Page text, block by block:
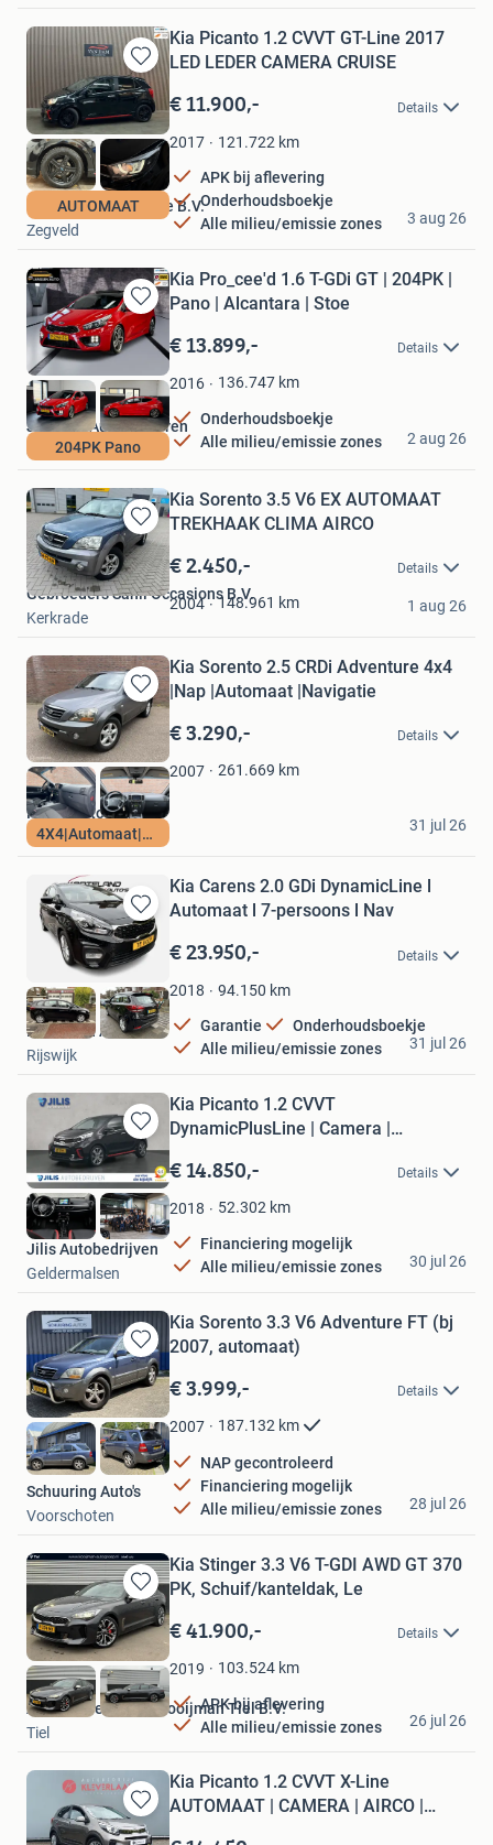
Bewaren
in
Mijn
Favorieten
AUTOMAAT
Kia Picanto 1.2 CVVT GT-Line 2017
LED LEDER CAMERA CRUISE
€ 11.900,- Details
2017 121.722 km
APK bij aflevering
Onderhoudsboekje
Alle milieu/emissie zones
Van Dam Automotive B.V.
Zegveld
3 aug 26
Bewaren
in
Mijn
Favorieten
204PK Pano
Kia Pro_cee'd 1.6 T-GDi GT | 204PK |
Pano | Alcantara | Stoe
€ 13.899,- Details
2016 136.747 km
Onderhoudsboekje
Alle milieu/emissie zones
Janssen Auto Susteren
Susteren
2 aug 26
Bewaren
in
Mijn
Favorieten
Kia Sorento 3.5 V6 EX AUTOMAAT
TREKHAAK CLIMA AIRCO
€ 2.450,- Details
2004 148.961 km
Gebroeders Sahil Occasions B.V.
Kerkrade
1 aug 26
Bewaren
in
Mijn
Favorieten
4X4|Automaat|Nap
Kia Sorento 2.5 CRDi Adventure 4x4
|Nap |Automaat |Navigatie
€ 3.290,- Details
2007 261.669 km
Nobel Auto's B2B
Genderen
31 jul 26
Bewaren
in
Mijn
Favorieten
Kia Carens 2.0 GDi DynamicLine l
Automaat l 7-persoons l Nav
€ 23.950,- Details
2018 94.150 km
Garantie
Onderhoudsboekje
Alle milieu/emissie zones
Korteland Auto's
Rijswijk
31 jul 26
Bewaren
in
Mijn
Favorieten
Kia Picanto 1.2 CVVT
DynamicPlusLine | Camera |
€ 14.850,- Details
2018 52.302 km
Financiering mogelijk
Alle milieu/emissie zones
Jilis Autobedrijven
Geldermalsen
30 jul 26
Bewaren
in
Mijn
Favorieten
Kia Sorento 3.3 V6 Adventure FT (bj
2007, automaat)
€ 3.999,- Details
2007 187.132 km
NAP gecontroleerd
Financiering mogelijk
Alle milieu/emissie zones
Schuuring Auto's
Voorschoten
28 jul 26
Bewaren
in
Mijn
Favorieten
Kia Stinger 3.3 V6 T-GDI AWD GT 370
PK, Schuif/kanteldak, Le
€ 41.900,- Details
2019 103.524 km
APK bij aflevering
Alle milieu/emissie zones
Automobielbedrijf Kooijman Tiel B.V.
Tiel
26 jul 26
Bewaren
in
Kia Picanto 1.2 CVVT X-Line
AUTOMAAT | CAMERA | AIRCO |